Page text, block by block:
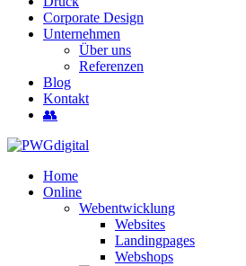
Corporate Design
Unternehmen
Über uns
Referenzen
Blog
Kontakt
👥
Home
Online
Webentwicklung
Websites
Landingpages
Webshops